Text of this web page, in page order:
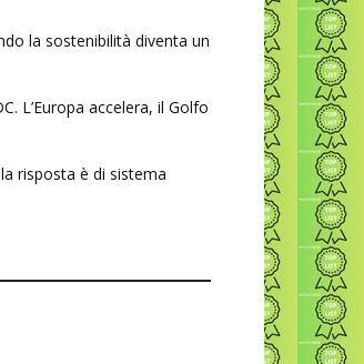
la sostenibilità diventa un
L’Europa accelera, il Golfo
risposta è di sistema